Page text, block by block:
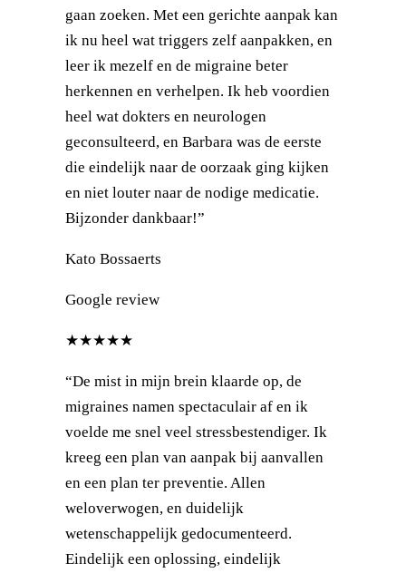
gaan zoeken. Met een gerichte aanpak kan
ik nu heel wat triggers zelf aanpakken, en
leer ik mezelf en de migraine beter
herkennen en verhelpen. Ik heb voordien
heel wat dokters en neurologen
geconsulteerd, en Barbara was de eerste
die eindelijk naar de oorzaak ging kijken
en niet louter naar de nodige medicatie.
Bijzonder dankbaar!”
Kato Bossaerts
Google review
★★★★★
“De mist in mijn brein klaarde op, de
migraines namen spectaculair af en ik
voelde me snel veel stressbestendiger. Ik
kreeg een plan van aanpak bij aanvallen
en een plan ter preventie. Allen
weloverwogen, en duidelijk
wetenschappelijk gedocumenteerd.
Eindelijk een oplossing, eindelijk